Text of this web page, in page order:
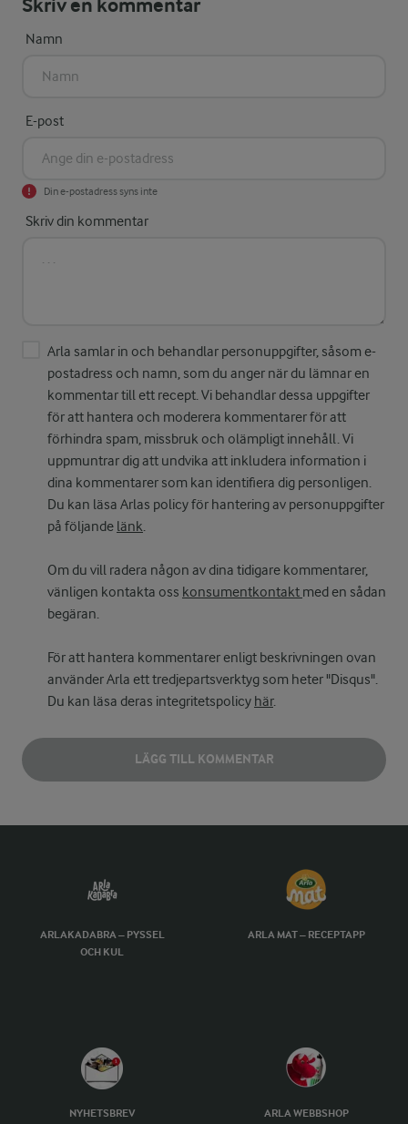
Skriv en kommentar
Namn
E-post
Din e-postadress syns inte
Skriv din kommentar
Arla samlar in och behandlar personuppgifter, såsom e-
postadress och namn, som du anger när du lämnar en
kommentar till ett recept. Vi behandlar dessa uppgifter
för att hantera och moderera kommentarer för att
förhindra spam, missbruk och olämpligt innehåll. Vi
uppmuntrar dig att undvika att inkludera information i
dina kommentarer som kan identifiera dig personligen.
Du kan läsa Arlas policy för hantering av personuppgifter
på följande länk.
Om du vill radera någon av dina tidigare kommentarer,
vänligen kontakta oss konsumentkontakt med en sådan
begäran.
För att hantera kommentarer enligt beskrivningen ovan
använder Arla ett tredjepartsverktyg som heter "Disqus".
Du kan läsa deras integritetspolicy här.
LÄGG TILL KOMMENTAR
ARLAKADABRA – PYSSEL
OCH KUL
ARLA MAT – RECEPTAPP
NYHETSBREV ARLA WEBBSHOP